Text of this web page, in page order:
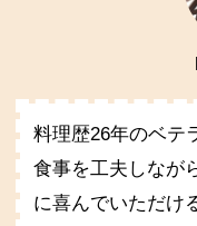
料理歴26年のベテ
食事を工夫しなが
に喜んでいただけ